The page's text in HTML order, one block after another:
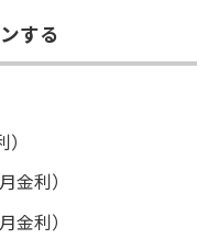
する
利）
利）